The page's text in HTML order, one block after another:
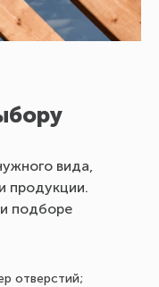
вида,
продукции.
подборе
отверстий;